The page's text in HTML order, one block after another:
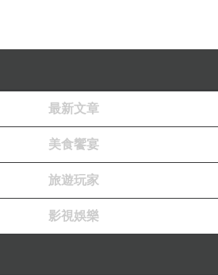
最新文章
美食饗宴
旅遊玩家
影視娛樂